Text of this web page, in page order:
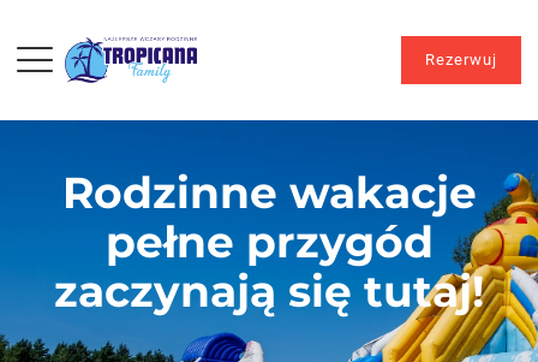
Rezerwuj
Rodzinne wakacje
pełne przygód
zaczynają się tutaj!